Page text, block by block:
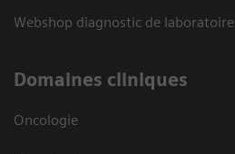
Webshop diagnostic de laboratoire
Domaines cliniques
Oncologie